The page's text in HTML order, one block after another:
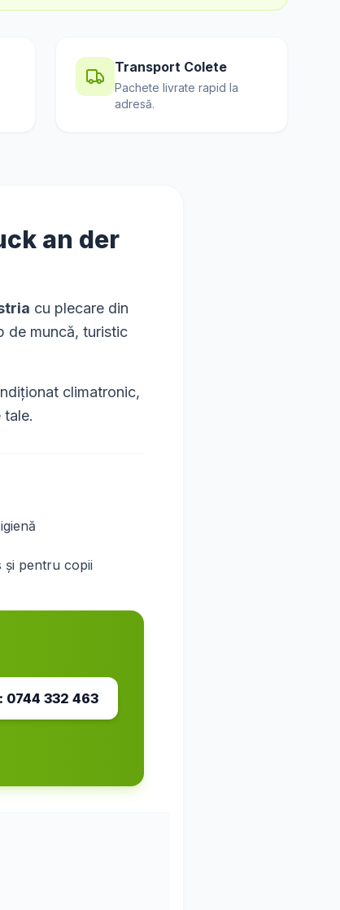
Transport Colete
Pachete livrate rapid la
adresă.
an der
cu plecare din
de muncă, turistic
climatronic,
și pentru copii
0744 332 463